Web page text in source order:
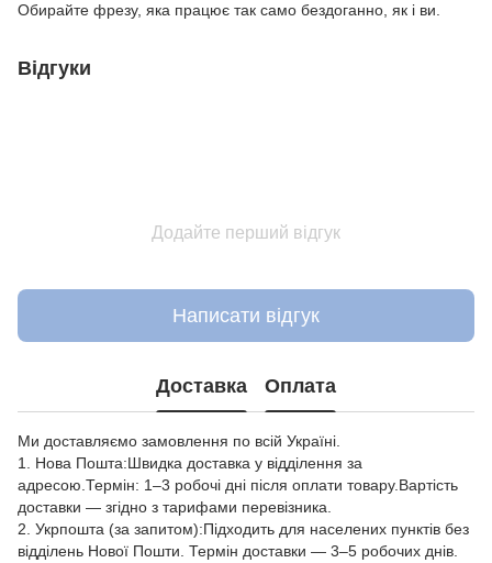
Обирайте фрезу, яка працює так само бездоганно, як і ви.
Відгуки
Додайте перший відгук
Написати відгук
Доставка Оплата
Ми доставляємо замовлення по всій Україні.
1. Нова Пошта:Швидка доставка у відділення за
адресою.Термін: 1–3 робочі дні після оплати товару.Вартість
доставки — згідно з тарифами перевізника.
2. Укрпошта (за запитом):Підходить для населених пунктів без
відділень Нової Пошти. Термін доставки — 3–5 робочих днів.